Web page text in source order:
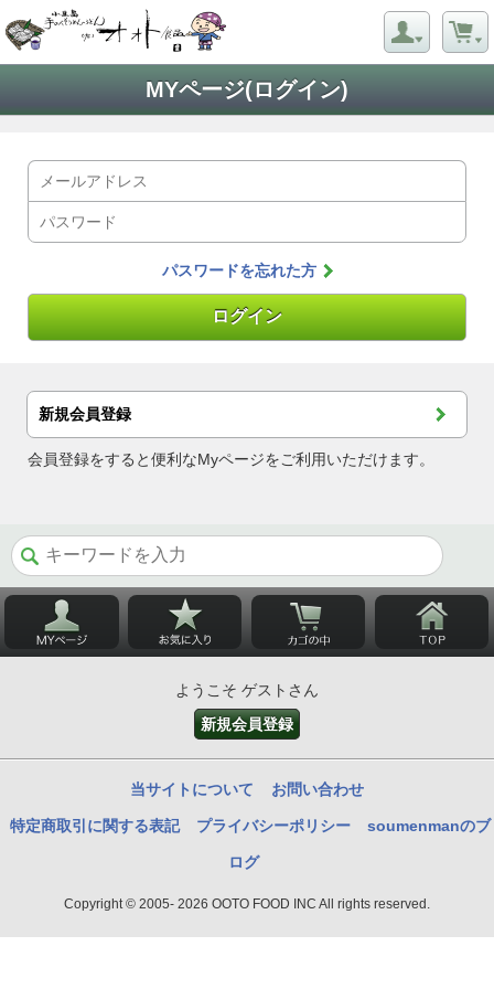
MYページ(ログイン)
パスワードを忘れた方
新規会員登録
会員登録をすると便利なMyページをご利用いただけます。
ようこそ ゲストさん
新規会員登録
当サイトについて お問い合わせ
特定商取引に関する表記 プライバシーポリシー soumenmanのブ
ログ
Copyright © 2005- 2026 OOTO FOOD INC All rights reserved.